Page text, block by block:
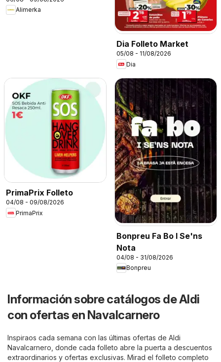
Alimerka
Dia Folleto Market
05/08 - 11/08/2026
Dia
PrimaPrix Folleto
04/08 - 09/08/2026
PrimaPrix
Bonpreu Fa Bo I Se'ns
Nota
04/08 - 31/08/2026
Bonpreu
Información sobre catálogos de Aldi
con ofertas en Navalcarnero
Inspiraos cada semana con las últimas ofertas de Aldi
Navalcarnero, donde cada folleto abre la puerta a descuentos
extraordinarios y ofertas exclusivas. Mirad el folleto completo